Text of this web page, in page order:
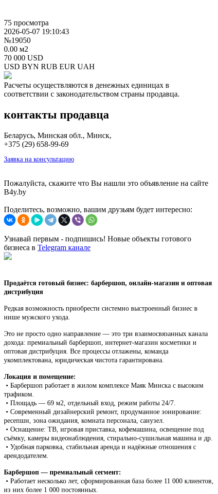
75 просмотра
2026-05-07 19:10:43
№19050
0.00 м2
70 000 USD
USD BYN RUB EUR UAH
Расчеты осуществляются в денежных единицах в
соответствии с законодательством страны продавца.
контакты продавца
Беларусь, Минская обл., Минск,
+375 (29) 658-99-69
Заявка на консультацию
Пожалуйста, скажите что Вы нашли это объявление на сайте
B4y.by
Поделитесь, возможно, вашим друзьям будет интересно:
Узнавай первым - подпишись! Новые объекты готового
бизнеса в Telegram канале
Продаётся готовый бизнес: барбершоп, онлайн-магазин и оптовая
дистрибуция
Редкая возможность приобрести системно выстроенный бизнес в
нише мужского ухода.
Это не просто одно направление — это три взаимосвязанных канала
дохода: премиальный барбершоп, интернет-магазин косметики и
оптовая дистрибуция. Все процессы отлажены, команда
укомплектована, юридическая чистота гарантирована.
Локация и помещение:
• Барбершоп работает в жилом комплексе Маяк Минска с высоким
трафиком.
• Площадь — 69 м2, отдельный вход, режим работы 24/7.
• Современный дизайнерский ремонт, продуманное зонирование:
ресепшн, зона ожидания, комната персонала, санузел.
• Оснащение: ТВ, игровая приставка, кофемашина, освещение под
съёмку, камеры видеонаблюдения, стирально-сушильная машина и др.
• Удобная парковка, стабильная аренда и надёжные отношения с
арендодателем.
Барбершоп — премиальный сегмент:
• Работает несколько лет, сформированная база более 11 000 клиентов,
из них более 1 000 постоянных.